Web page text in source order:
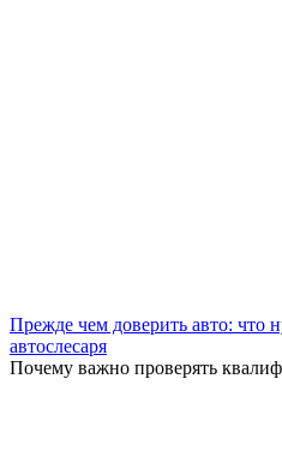
Прежде чем доверить авто: что
автослесаря
Почему важно проверять